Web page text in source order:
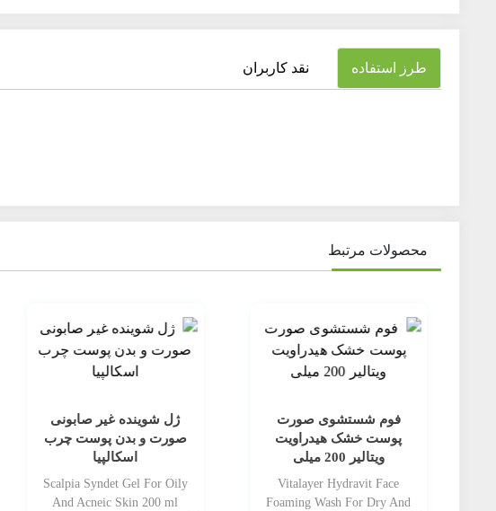
طرز استفاده نقد کاربران
محصولات مرتبط
فوم شستشوی صورت
پوست خشک هیدراویت
ویتالیر 200 میلی
Vitalayer Hydravit Face
Foaming Wash For Dry And
ژل شوینده غیر صابونی
صورت و بدن پوست چرب
اسکالپیا
Scalpia Syndet Gel For Oily
And Acneic Skin 200 ml